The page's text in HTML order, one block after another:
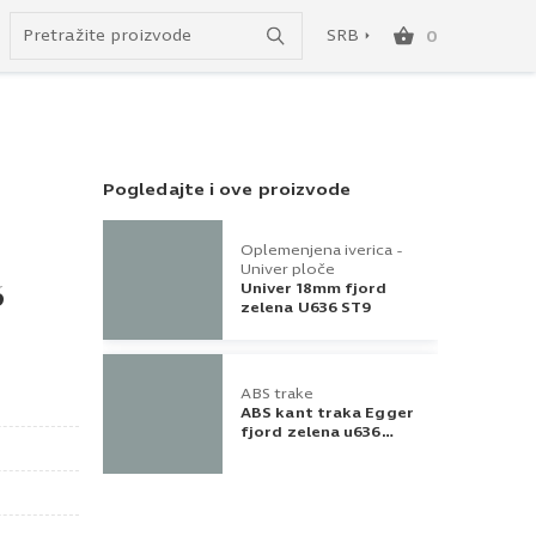
SRB 0
Pogledajte i ove proizvode
Oplemenjena iverica -
Univer ploče
Univer 18mm fjord
zelena U636 ST9
ABS trake
ABS kant traka Egger
fjord zelena u636